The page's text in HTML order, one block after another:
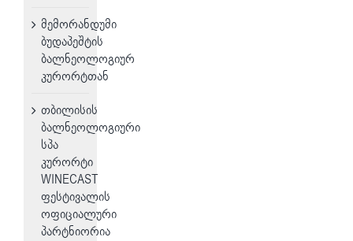
მემორანდუმი
ბუდაპეშტის
ბალნეოლოგიურ
კურორტთან
თბილისის
ბალნეოლოგიური
სპა
კურორტი
WINECAST
ფესტივალის
ოფიციალური
პარტნიორია